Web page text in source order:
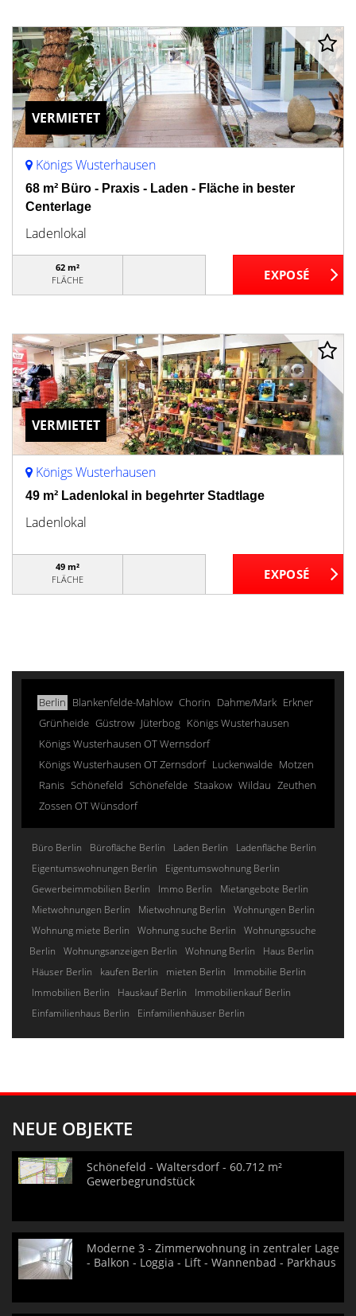
VERMIETET
Königs Wusterhausen
68 m² Büro - Praxis - Laden - Fläche in bester
Centerlage
Ladenlokal
62 m²
FLÄCHE
VERMIETET
Königs Wusterhausen
49 m² Ladenlokal in begehrter Stadtlage
Ladenlokal
49 m²
FLÄCHE
Berlin Blankenfelde-Mahlow Chorin Dahme/Mark Erkner
Grünheide Güstrow Jüterbog Königs Wusterhausen
Königs Wusterhausen OT Wernsdorf
Königs Wusterhausen OT Zernsdorf Luckenwalde Motzen
Ranis Schönefeld Schönefelde Staakow Wildau Zeuthen
Zossen OT Wünsdorf
Büro Berlin Bürofläche Berlin Laden Berlin
Ladenfläche Berlin
Eigentumswohnungen Berlin
Eigentumswohnung Berlin
Gewerbeimmobilien Berlin
Immo Berlin
Mietangebote Berlin
Mietwohnungen Berlin
Mietwohnung Berlin
Wohnungen Berlin
Wohnung miete Berlin
Wohnung suche Berlin
Wohnungssuche
Berlin
Wohnungsanzeigen Berlin Wohnung Berlin
Haus Berlin
Häuser Berlin
kaufen Berlin mieten Berlin
Immobilie Berlin
Immobilien Berlin
Hauskauf Berlin
Immobilienkauf Berlin
Einfamilienhaus Berlin
Einfamilienhäuser Berlin
NEUE OBJEKTE
Schönefeld - Waltersdorf - 60.712 m²
Gewerbegrundstück
Moderne 3 - Zimmerwohnung in zentraler Lage
- Balkon - Loggia - Lift - Wannenbad - Parkhaus